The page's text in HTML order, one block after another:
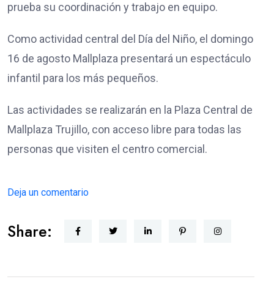
prueba su coordinación y trabajo en equipo.
Como actividad central del Día del Niño, el domingo
16 de agosto Mallplaza presentará un espectáculo
infantil para los más pequeños.
Las actividades se realizarán en la Plaza Central de
Mallplaza Trujillo, con acceso libre para todas las
personas que visiten el centro comercial.
Deja un comentario
Share: